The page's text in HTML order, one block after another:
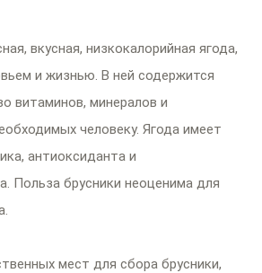
вкусная, низкокалорийная ягода,
и жизнью. В ней содержится
витаминов, минералов и
человеку. Ягода имеет
антиоксиданта и
Польза брусники неоценима для
мест для сбора брусники,